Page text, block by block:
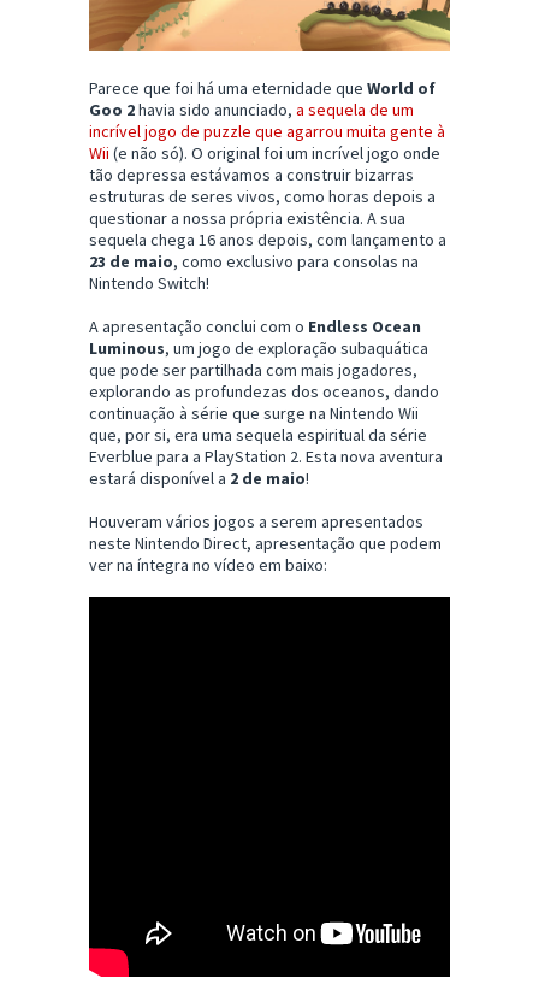
Parece que foi há uma eternidade que World of
Goo 2havia sido anunciado, a sequela de um
incrível jogo de puzzle que agarrou muita gente à
Wii (e não só). O original foi um incrível jogo onde
tão depressa estávamos a construir bizarras
estruturas de seres vivos, como horas depois a
questionar a nossa própria existência. A sua
sequela chega 16 anos depois, com lançamento a
23 de maio, como exclusivo para consolas na
Nintendo Switch!
A apresentação conclui com o Endless Ocean
Luminous, um jogo de exploração subaquática
que pode ser partilhada com mais jogadores,
explorando as profundezas dos oceanos, dando
continuação à série que surge na Nintendo Wii
que, por si, era uma sequela espiritual da série
Everblue para a PlayStation 2. Esta nova aventura
estará disponível a 2 de maio!
Houveram vários jogos a serem apresentados
neste Nintendo Direct, apresentação que podem
ver na íntegra no vídeo em baixo: